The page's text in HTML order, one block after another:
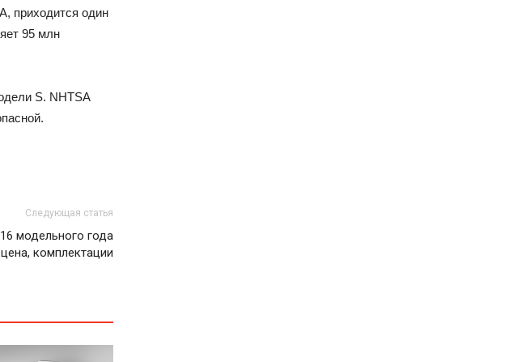
приходится один
95 млн
S. NHTSA
Следующая статья
модельного года
комплектации